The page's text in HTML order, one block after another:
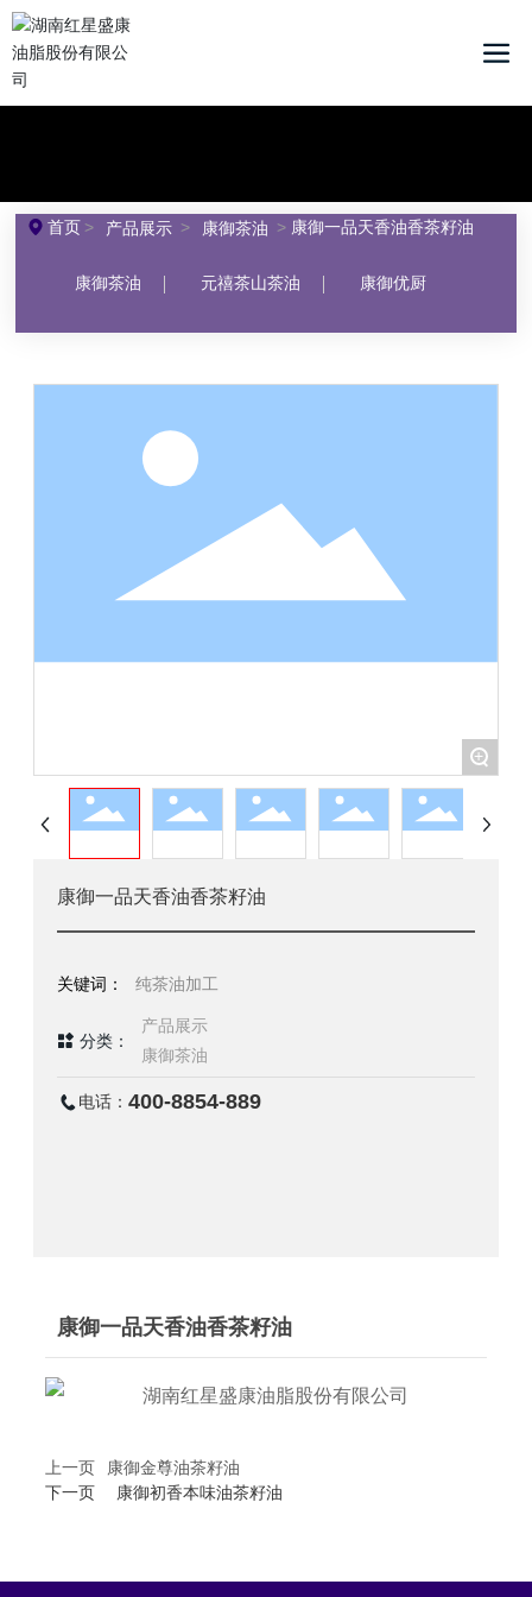
首页 产品展示 康御茶油 康御一品天香油香茶籽油
康御茶油 元禧茶山茶油 康御优厨
+
康御一品天香油香茶籽油
关键词： 纯茶油加工
分类：
产品展示
康御茶油
电话： 400-8854-889
康御一品天香油香茶籽油
上一页
康御金尊油茶籽油
康御初香本味油茶籽油
下一页